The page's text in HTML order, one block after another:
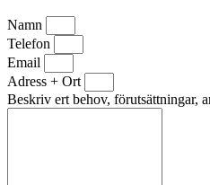
Namn
Telefon
Email
Adress + Ort
Beskriv ert behov, förutsättningar,